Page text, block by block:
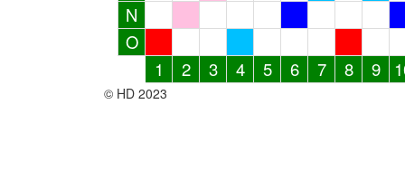
N
O
1
2 3 4 5 6 7 8 9
© HD 2023